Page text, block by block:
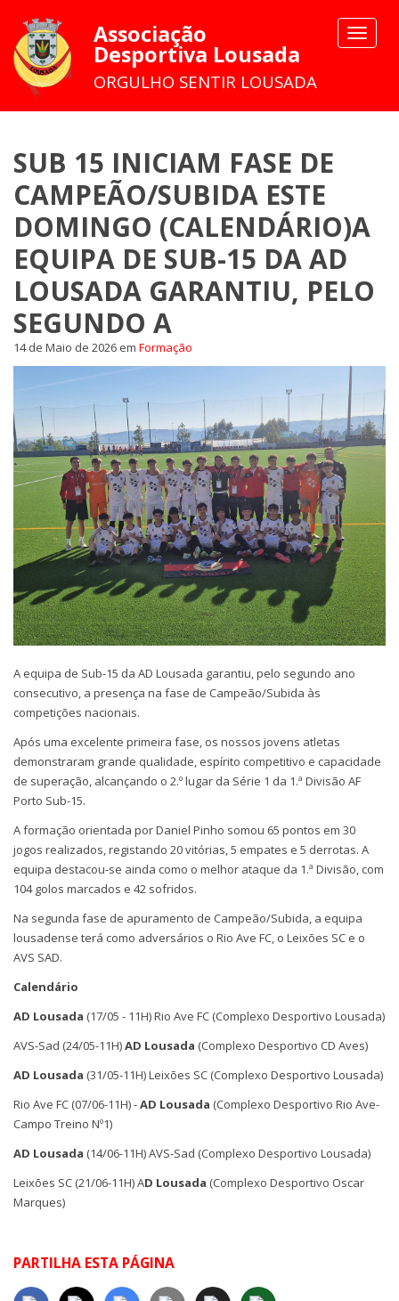
Toggle
Associação
Desportiva Lousada
ORGULHO SENTIR LOUSADA
SUB 15 INICIAM FASE DE
CAMPEÃO/SUBIDA ESTE
DOMINGO (CALENDÁRIO)A
EQUIPA DE SUB-15 DA AD
LOUSADA GARANTIU, PELO
SEGUNDO A
14 de Maio de 2026 em Formação
A equipa de Sub-15 da AD Lousada garantiu, pelo segundo ano
consecutivo, a presença na fase de Campeão/Subida às
competições nacionais.
Após uma excelente primeira fase, os nossos jovens atletas
demonstraram grande qualidade, espírito competitivo e capacidade
de superação, alcançando o 2.º lugar da Série 1 da 1.ª Divisão AF
Porto Sub-15.
A formação orientada por Daniel Pinho somou 65 pontos em 30
jogos realizados, registando 20 vitórias, 5 empates e 5 derrotas. A
equipa destacou-se ainda como o melhor ataque da 1.ª Divisão, com
104 golos marcados e 42 sofridos.
Na segunda fase de apuramento de Campeão/Subida, a equipa
lousadense terá como adversários o Rio Ave FC, o Leixões SC e o
AVS SAD.
Calendário
AD Lousada (17/05 - 11H) Rio Ave FC (Complexo Desportivo Lousada)
AVS-Sad (24/05-11H)AD Lousada (Complexo Desportivo CD Aves)
AD Lousada (31/05-11H) Leixões SC (Complexo Desportivo Lousada)
Rio Ave FC (07/06-11H) -AD Lousada (Complexo Desportivo Rio Ave-
Campo Treino Nº1)
AD Lousada (14/06-11H) AVS-Sad (Complexo Desportivo Lousada)
Leixões SC (21/06-11H) AD Lousada (Complexo Desportivo Oscar
Marques)
PARTILHA ESTA PÁGINA